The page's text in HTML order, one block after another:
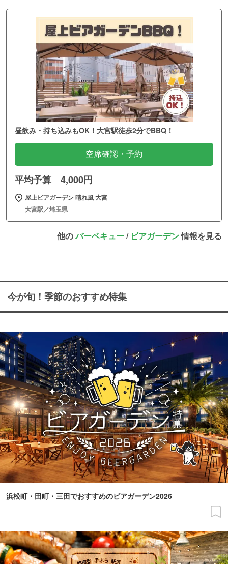
昼飲み・持ち込みもOK！大宮駅徒歩2分でBBQ！
空席確認・予約
平均予算 4,000円
屋上ビアガーデン 晴れ風 大宮
大宮駅／埼玉県
他のバーベキュー/ ビアガーデン情報を見る
今が旬！季節のおすすめ特集
浜松町・田町・三田でおすすめのビアガーデン2026